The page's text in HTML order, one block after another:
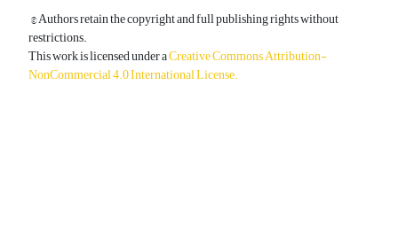
© Authors retain the copyright and full publishing rights without
restrictions.
This work is licensed under aCreative Commons Attribution-
NonCommercial 4.0 International License.